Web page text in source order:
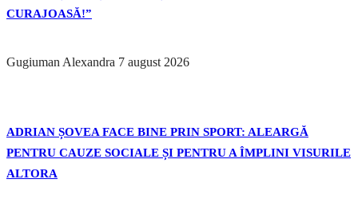
CURAJOASĂ!”
Gugiuman Alexandra 7 august 2026
ADRIAN ȘOVEA FACE BINE PRIN SPORT: ALEARGĂ
PENTRU CAUZE SOCIALE ȘI PENTRU A ÎMPLINI VISURILE
ALTORA